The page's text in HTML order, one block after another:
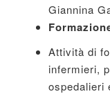
Giannina
Attività di
infermieri,
ospedalieri